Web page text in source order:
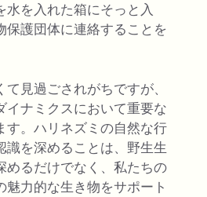
水を入れた箱にそっと入
保護団体に連絡することを
見過ごされがちですが、
イナミクスにおいて重要な
す。ハリネズミの自然な行
識を深めることは、野生生
めるだけでなく、私たちの
魅力的な生き物をサポート